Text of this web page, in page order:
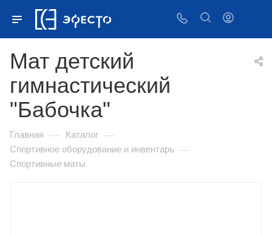
Мат детский
гимнастический
"Бабочка"
Главная — Каталог —
Спортивное оборудование и инвентарь —
Спортивные маты